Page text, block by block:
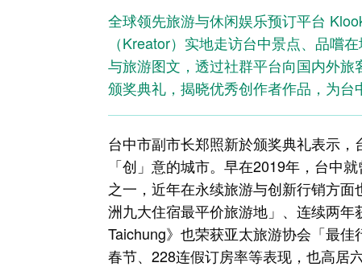
全球领先旅游与休闲娱乐预订平台
（Kreator）实地走访台中景点、品嚐
与旅游图文，透过社群平台向国内外旅
颁奖典礼，揭晓优秀创作者作品，为台
台中市副市长郑照新於颁奖典礼表示
「创」意的城市。早在2019年，台中
之一，近年在永续旅游与创新行销方
洲九大住宿最平价旅游地」、连续两
Taichung》也荣获亚太旅游协会「最
春节、228连假订房率等表现，也高居